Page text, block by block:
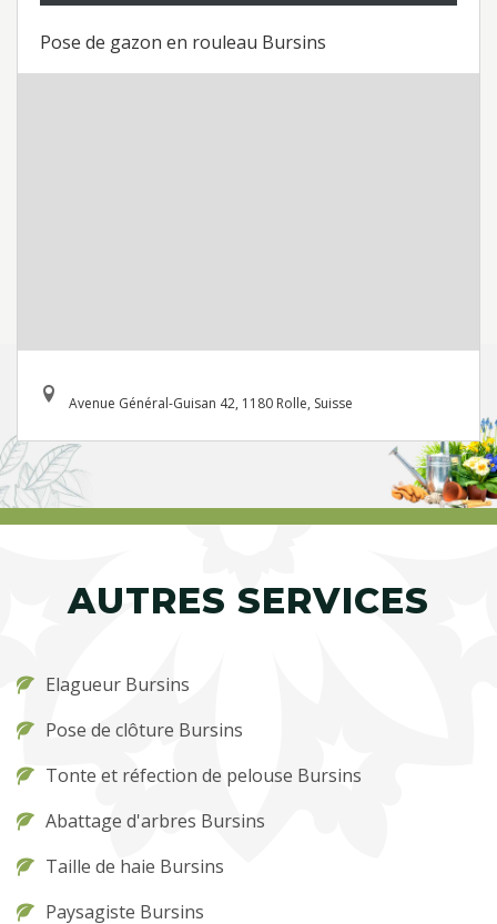
Pose de gazon en rouleau Bursins
Avenue Général-Guisan 42, 1180 Rolle, Suisse
AUTRES SERVICES
Elagueur Bursins
Pose de clôture Bursins
Tonte et réfection de pelouse Bursins
Abattage d'arbres Bursins
Taille de haie Bursins
Paysagiste Bursins